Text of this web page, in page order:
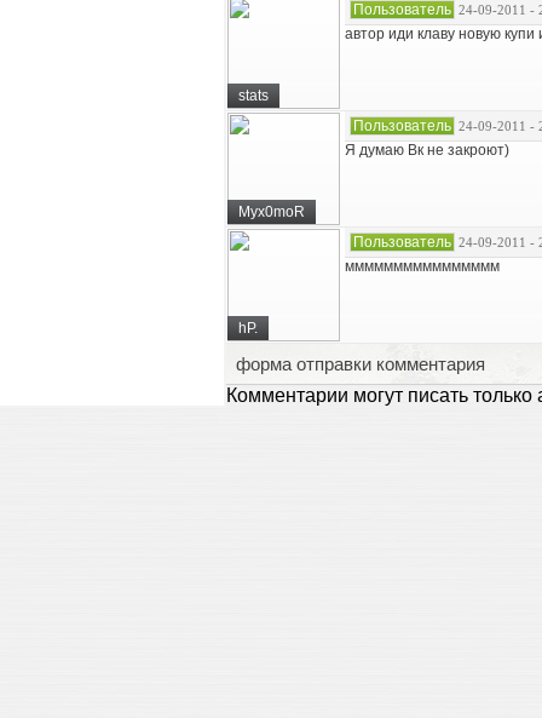
stats
Пользователь 24-09-2011 -
автор иди клаву новую
Myx0moR
Пользователь 24-09-2011 -
Я думаю Вк не закроют)
hP.
Пользователь 24-09-2011 -
мммммммммммммммм
форма отправки комментария
Комментарии могут писать